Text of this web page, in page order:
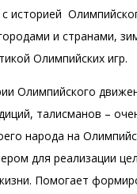
с историей
и странами,
Олимпийских игр.
Олимпийского
талисманов –
народа на
для реализации
Помогает